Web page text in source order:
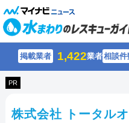
掲載業者 1,422業者相談件
PR
株式会社 トータル